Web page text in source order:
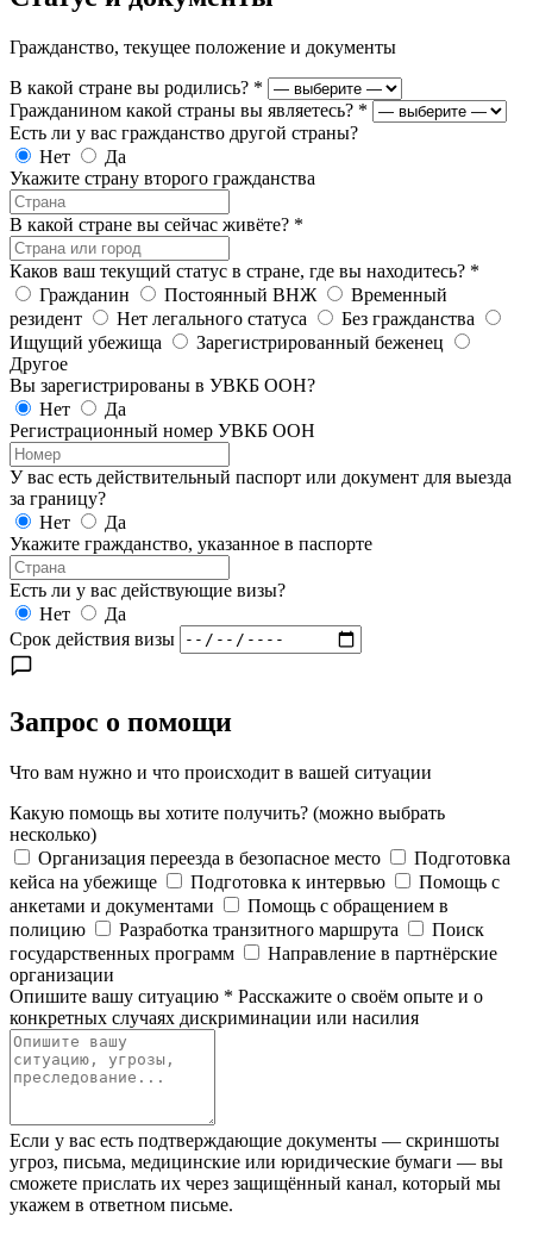
Гражданство, текущее положение и документы
В какой стране вы родились? *
Гражданином какой страны вы являетесь? *
Есть ли у вас гражданство другой страны?
Нет
Да
Укажите страну второго гражданства
В какой стране вы сейчас живёте? *
Каков ваш текущий статус в стране, где вы находитесь? *
Гражданин
Постоянный ВНЖ
Временный
резидент
Нет легального статуса
Без гражданства
Ищущий убежища
Зарегистрированный беженец
Другое
Вы зарегистрированы в УВКБ ООН?
Нет
Да
Регистрационный номер УВКБ ООН
У вас есть действительный паспорт или документ для выезда
за границу?
Нет
Да
Укажите гражданство, указанное в паспорте
Есть ли у вас действующие визы?
Нет
Да
Срок действия визы
Запрос о помощи
Что вам нужно и что происходит в вашей ситуации
Какую помощь вы хотите получить? (можно выбрать
несколько)
Организация переезда в безопасное место
Подготовка
кейса на убежище
Подготовка к интервью
Помощь с
анкетами и документами
Помощь с обращением в
полицию
Разработка транзитного маршрута
Поиск
государственных программ
Направление в партнёрские
организации
Опишите вашу ситуацию * Расскажите о своём опыте и о
конкретных случаях дискриминации или насилия
Если у вас есть подтверждающие документы — скриншоты
угроз, письма, медицинские или юридические бумаги — вы
сможете прислать их через защищённый канал, который мы
укажем в ответном письме.